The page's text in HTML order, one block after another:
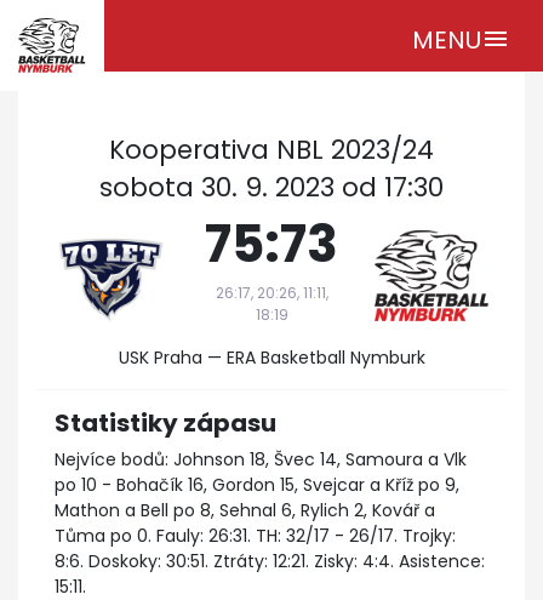
MENUmenu
Kooperativa NBL 2023/24
sobota 30. 9. 2023 od 17:30
75:73
26:17, 20:26, 11:11,
18:19
USK Praha — ERA Basketball Nymburk
Statistiky zápasu
Nejvíce bodů: Johnson 18, Švec 14, Samoura a Vlk
po 10 - Bohačík 16, Gordon 15, Svejcar a Kříž po 9,
Mathon a Bell po 8, Sehnal 6, Rylich 2, Kovář a
Tůma po 0. Fauly: 26:31. TH: 32/17 - 26/17. Trojky:
8:6. Doskoky: 30:51. Ztráty: 12:21. Zisky: 4:4. Asistence:
15:11.